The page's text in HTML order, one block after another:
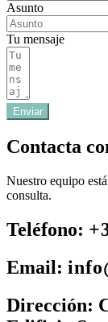
Asunto
Tu mensaje
Enviar
Contacta
Nuestro equipo
consulta.
Teléfono:
Email:
Dirección: